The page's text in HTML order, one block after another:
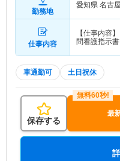
勤務地
愛知県 名古
仕事内容
【仕事内容
問看護指示
車通勤可 土日祝休
保存する
最